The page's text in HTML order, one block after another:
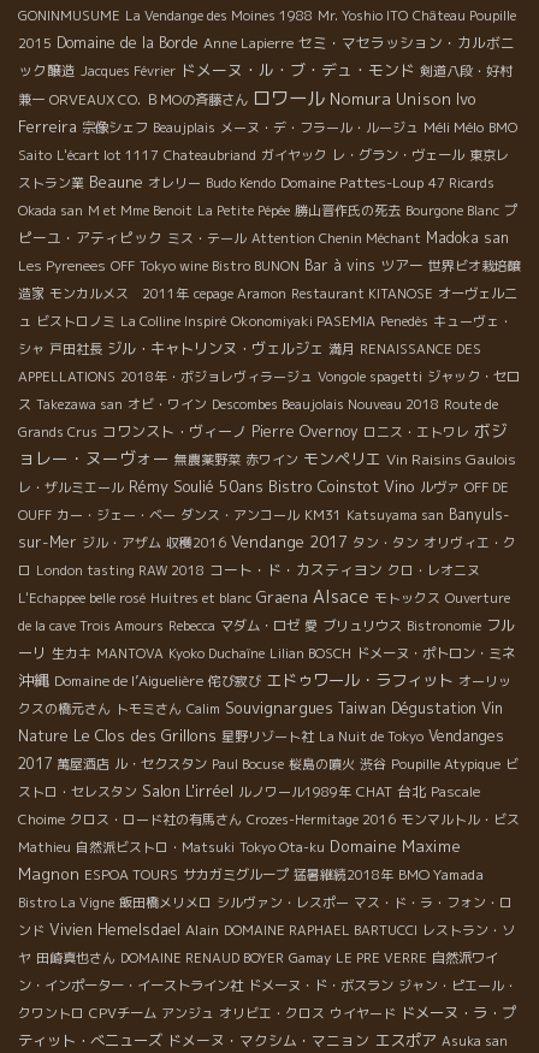
GONINMUSUME La Vendange des Moines 1988 Mr. Yoshio ITO Château Poupille
2015 Domaine de la Borde Anne Lapierre セミ・マセラッション・カルボニ
ック醸造 Jacques Février ドメーヌ・ル・ブ・デュ・モンド 剣道八段・好村
兼一 ORVEAUX CO. ＢＭОの斉藤さん ロワール Nomura Unison Ivo
Ferreira 宗像シェフ Beaujplais メーヌ・デ・フラール・ルージュ Méli Mélo BMO
Saito L'écart lot 1117 Chateaubriand ガイヤック レ・グラン・ヴェール 東京レ
ストラン業 Beaune オレリー Budo Kendo Domaine Pattes-Loup 47 Ricards
Okada san M et Mme Benoit La Petite Pépée 勝山晋作氏の死去 Bourgone Blanc プ
ピーユ・アティピック ミス・テール Attention Chenin Méchant Madoka san
Les Pyrenees OFF Tokyo wine Bistro BUNON Bar à vins ツアー 世界ビオ栽培醸
造家 モンカルメス 2011年 cepage Aramon Restaurant KITANOSE オーヴェルニ
ュ ビストロノミ La Colline Inspiré Okonomiyaki PASEMIA Penedès キューヴェ・
シャ 戸田社長 ジル・キャトリンヌ・ヴェルジェ 満月 RENAISSANCE DES
APPELLATIONS 2018年・ボジョレヴィラージュ Vongole spagetti ジャック・セロ
ス Takezawa san オビ・ワイン Descombes Beaujolais Nouveau 2018 Route de
Grands Crus コワンスト・ヴィーノ Pierre Overnoy ロニス・エトワレ ボジ
ョレー・ヌーヴォー 無農薬野菜 赤ワイン モンペリエ Vin Raisins Gaulois
レ・ザルミエール Rémy Soulié 50ans Bistro Coinstot Vino ルヴァ OFF DE
OUFF カー・ジェー・ベー ダンス・アンコール KM31 Katsuyama san Banyuls-
sur-Mer ジル・アザム 収穫2016 Vendange 2017 タン・タン オリヴィエ・ク
ロ London tasting RAW 2018 コート・ド・カスティヨン クロ・レオニヌ
L'Echappee belle rosé Huitres et blanc Graena Alsace モトックス Ouverture
de la cave Trois Amours Rebecca マダム・ロゼ 愛 ブリュリウス Bistronomie フル
ーリ 生カキ MANTOVA Kyoko Duchaîne Lilian BOSCH ドメーヌ・ポトロン・ミネ
沖縄 Domaine de l’Aiguelière 侘び寂び エドゥワール・ラフィット オーリッ
クスの橋元さん トモミさん Calim Souvignargues Taiwan Dégustation Vin
Nature Le Clos des Grillons 星野リゾート社 La Nuit de Tokyo Vendanges
2017 萬屋酒店 ル・セクスタン Paul Bocuse 桜島の噴火 渋谷 Poupille Atypique ビ
ストロ・セレスタン Salon L'irréel ルノワール1989年 CHAT 台北 Pascale
Choime クロス・ロード社の有馬さん Crozes-Hermitage 2016 モンマルトル・ビス
Mathieu 自然派ビストロ・Matsuki Tokyo Ota-ku Domaine Maxime
Magnon ESPOA TOURS サカガミグループ 猛暑継続2018年 BMO Yamada
Bistro La Vigne 飯田橋メリメロ シルヴァン・レスポー マス・ド・ラ・フォン・ロ
ンド Vivien Hemelsdael Alain DOMAINE RAPHAEL BARTUCCI レストラン・ソ
ヤ 田崎真也さん DOMAINE RENAUD BOYER Gamay LE PRE VERRE 自然派ワイ
ン・インポーター・イーストライン社 ドメーヌ・ド・ボスラン ジャン・ピエール・
クワントロ CPVチーム アンジュ オリビエ・クロス ウイヤード ドメーヌ・ラ・プ
ティット・べニューズ ドメーヌ・マクシム・マニョン エスポア Asuka san